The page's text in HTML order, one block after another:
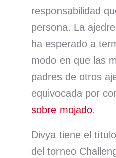
o
o
k
d
I
n
responsabilidad
persona. La
ha esperado a
modo en que las
padres de otros
equivocada por
sobre mojado.
Divya tiene el
del torneo